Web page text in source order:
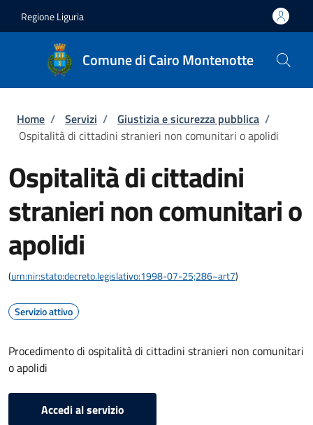
Regione Liguria
Comune di Cairo Montenotte
Briciole di pane
Home / Servizi / Giustizia e sicurezza pubblica /
Ospitalità di cittadini stranieri non comunitari o apolidi
Ospitalità di cittadini
stranieri non comunitari o
apolidi
(urn:nir:stato:decreto.legislativo:1998-07-25;286~art7)
Servizio attivo
Procedimento di ospitalità di cittadini stranieri non comunitari
o apolidi
Accedi al servizio